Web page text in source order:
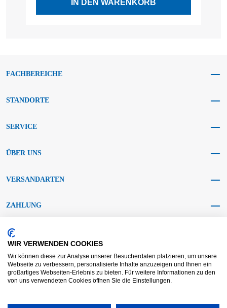
IN DEN WARENKORB
FACHBEREICHE
STANDORTE
SERVICE
ÜBER UNS
VERSANDARTEN
ZAHLUNG
SOCIAL MEDIA
WIR VERWENDEN COOKIES
Wir können diese zur Analyse unserer Besucherdaten platzieren, um unsere
Webseite zu verbessern, personalisierte Inhalte anzuzeigen und Ihnen ein
großartiges Webseiten-Erlebnis zu bieten. Für weitere Informationen zu den
von uns verwendeten Cookies öffnen Sie die Einstellungen.